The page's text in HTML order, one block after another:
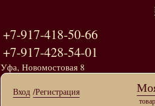
+7-917-418-50-66
+7-917-428-54-01
Уфа, Новомостовая 8
Вход /Регистрация